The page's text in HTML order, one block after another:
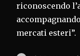
riconoscendo
mercati esteri”.